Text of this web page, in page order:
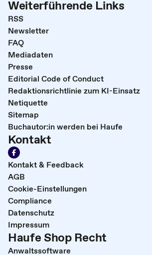
Weiterführende Links
RSS
Newsletter
FAQ
Mediadaten
Presse
Editorial Code of Conduct
Redaktionsrichtlinie zum KI-Einsatz
Netiquette
Sitemap
Buchautor:in werden bei Haufe
Kontakt
Kontakt & Feedback
AGB
Cookie-Einstellungen
Compliance
Datenschutz
Impressum
Haufe Shop Recht
Anwaltssoftware